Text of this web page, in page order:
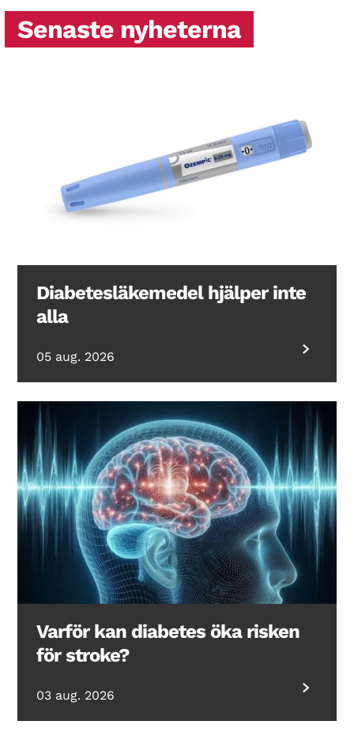
Senaste nyheterna
Diabetesläkemedel hjälper inte
alla
05 aug. 2026
Varför kan diabetes öka risken
för stroke?
03 aug. 2026